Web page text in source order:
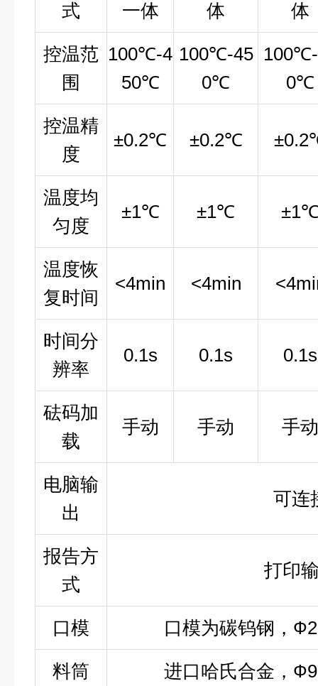
式 一体 体 体
控温范
围
100℃-4
50℃
100℃-45
0℃
0℃
控温精
度
±0.2℃ ±0.2℃
温度均
匀度
±1℃ ±1℃
温度恢
复时间
<4min <4min
时间分
辨率
0.1s 0.1s 0.1s
砝码加
载
手动 手动 手动
电脑输
出
可连
报告方
式
打印
口模 口模为碳钨钢，
料筒 进口哈氏合金，